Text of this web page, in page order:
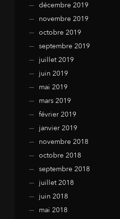
décembre 2019
novembre 2019
octobre 2019
septembre 2019
juillet 2019
juin 2019
mai 2019
mars 2019
février 2019
janvier 2019
novembre 2018
octobre 2018
septembre 2018
juillet 2018
juin 2018
mai 2018